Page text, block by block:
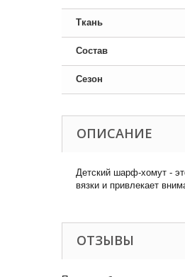
Ткань
Состав
Сезон
ОПИСАНИЕ
Детский шарф-хомут -
вязки и привлекает
ОТЗЫВЫ